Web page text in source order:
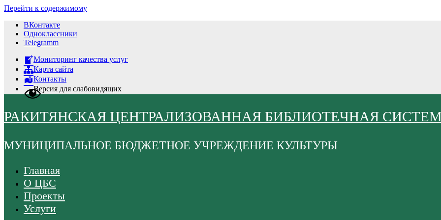
Перейти к содержимому
ВКонтакте
Одноклассники
Telegramm
Мониторинг качества услуг
Карта сайта
Контакты
Версия для слабовидящих
РАКИТЯНСКАЯ ЦЕНТРАЛИЗОВАННАЯ БИБЛИОТЕЧНАЯ
МУНИЦИПАЛЬНОЕ БЮДЖЕТНОЕ УЧРЕЖДЕНИЕ КУЛЬТУРЫ
Главная
О ЦБС
Проекты
Услуги